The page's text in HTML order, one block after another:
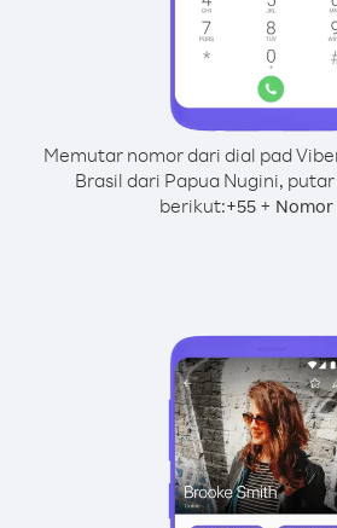
Memutar nomor dari dial pad
Brasil dari Papua Nugini,
berikut:+55 + Nomor